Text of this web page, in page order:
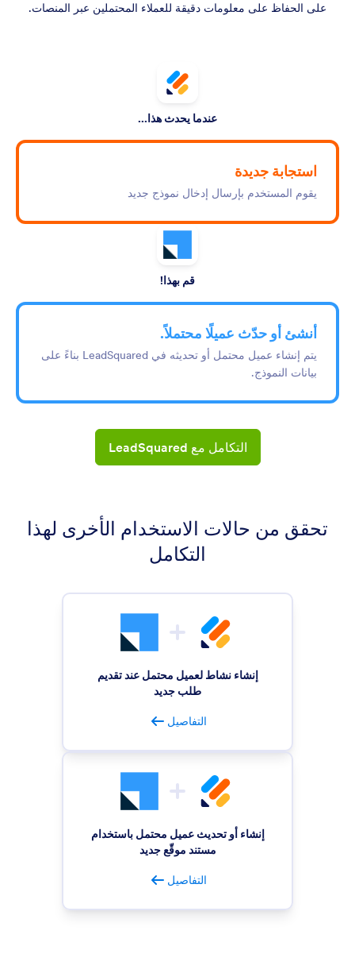
على الحفاظ على معلومات دقيقة للعملاء المحتملين عبر المنصات.
عندما يحدث هذا...
استجابة جديدة
يقوم المستخدم بإرسال إدخال نموذج جديد
قم بهذا!
أنشئ أو حدّث عميلًا محتملاً.
يتم إنشاء عميل محتمل أو تحديثه في LeadSquared بناءً على
بيانات النموذج.
التكامل مع LeadSquared
تحقق من حالات الاستخدام الأخرى لهذا
التكامل
إنشاء نشاط لعميل محتمل عند تقديم
طلب جديد
التفاصيل
إنشاء أو تحديث عميل محتمل باستخدام
مستند موقّع جديد
التفاصيل